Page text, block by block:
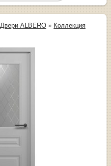
Двери ALBERO » Коллекция